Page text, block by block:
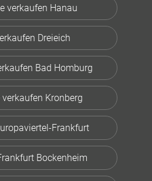
verkaufen Hanau
Dreieich
Bad Homburg
Kronberg
Frankfurt
Bockenheim